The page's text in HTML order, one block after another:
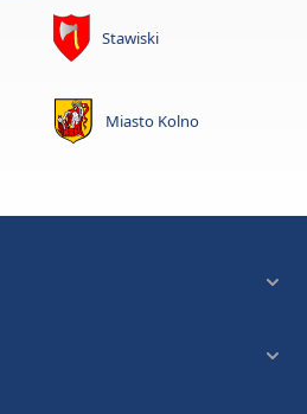
Stawiski
Miasto Kolno